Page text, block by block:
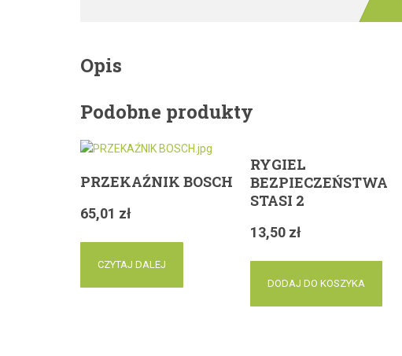
Opis
Podobne produkty
PRZEKAŹNIK BOSCH
65,01 zł
CZYTAJ DALEJ
RYGIEL
BEZPIECZEŃSTWA
STASI 2
13,50 zł
DODAJ DO KOSZYKA